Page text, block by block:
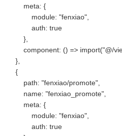
meta: {
module: "fenxiao",
auth: true
},
component: () => import("@/
},
{
path: "fenxiao/promote",
name: "fenxiao_promote",
meta: {
module: "fenxiao",
auth: true